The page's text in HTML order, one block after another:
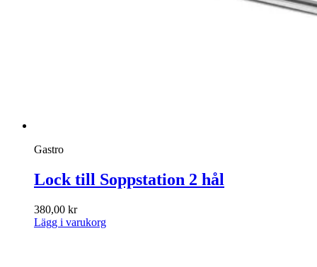
Gastro
Lock till Soppstation 2 hål
380,00 kr
Lägg i varukorg